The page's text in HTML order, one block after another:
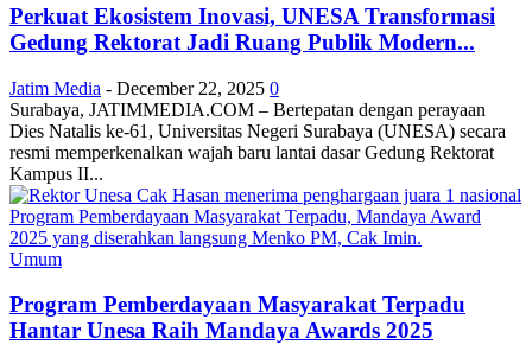
Perkuat Ekosistem Inovasi, UNESA Transformasi
Gedung Rektorat Jadi Ruang Publik Modern...
Jatim Media - December 22, 2025 0
Surabaya, JATIMMEDIA.COM – Bertepatan dengan perayaan
Dies Natalis ke-61, Universitas Negeri Surabaya (UNESA) secara
resmi memperkenalkan wajah baru lantai dasar Gedung Rektorat
Kampus II...
Umum
Program Pemberdayaan Masyarakat Terpadu
Hantar Unesa Raih Mandaya Awards 2025